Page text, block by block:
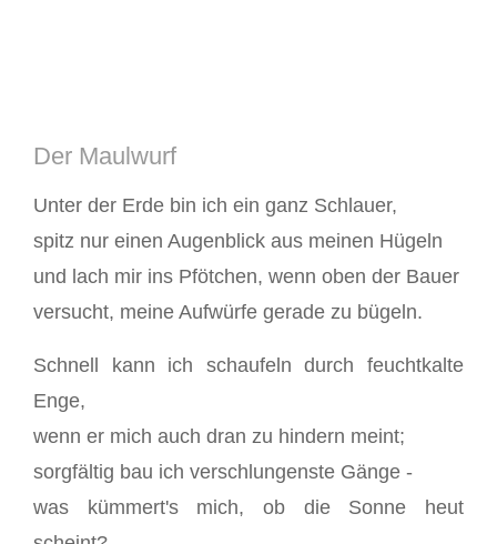
Der Maulwurf
Unter der Erde bin ich ein ganz Schlauer,
spitz nur einen Augenblick aus meinen Hügeln
und lach mir ins Pfötchen, wenn oben der Bauer
versucht, meine Aufwürfe gerade zu bügeln.
Schnell kann ich schaufeln durch feuchtkalte
Enge,
wenn er mich auch dran zu hindern meint;
sorgfältig bau ich verschlungenste Gänge -
was kümmert's mich, ob die Sonne heut